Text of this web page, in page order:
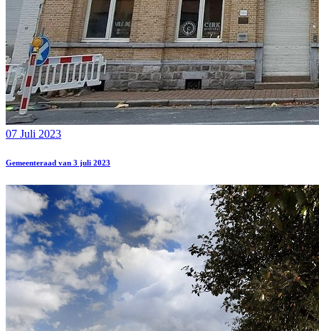
07 Juli 2023
Gemeenteraad van 3 juli 2023